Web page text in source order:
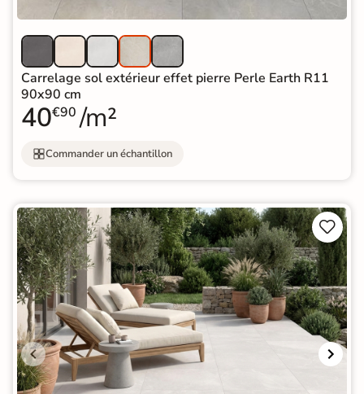
Carrelage sol extérieur effet pierre Perle Earth R11
90x90 cm
40€90 /m²
Commander un échantillon

